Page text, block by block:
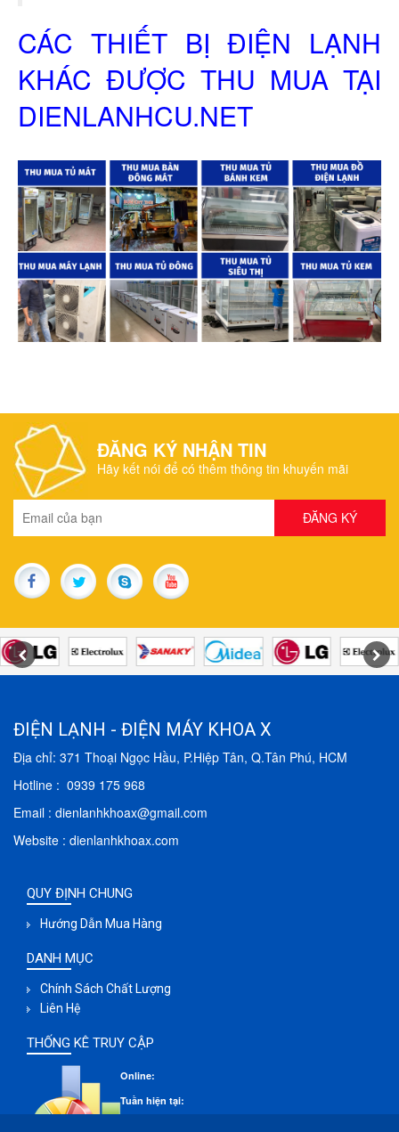
CÁC THIẾT BỊ ĐIỆN LẠNH
KHÁC ĐƯỢC THU MUA TẠI
DIENLANHCU.NET
ĐĂNG KÝ NHẬN TIN
Hãy kết nói để có thêm thông tin khuyến mãi
ĐIỆN LẠNH - ĐIỆN MÁY KHOA X
Địa chỉ: 371 Thoại Ngọc Hầu, P.Hiệp Tân, Q.Tân Phú, HCM
Hotline : 0939 175 968
Email : dienlanhkhoax@gmail.com
Website : dienlanhkhoax.com
QUY ĐỊNH CHUNG
Hướng Dẫn Mua Hàng
DANH MỤC
Chính Sách Chất Lượng
Liên Hệ
THỐNG KÊ TRUY CẬP
Online:
Tuần hiện tại: